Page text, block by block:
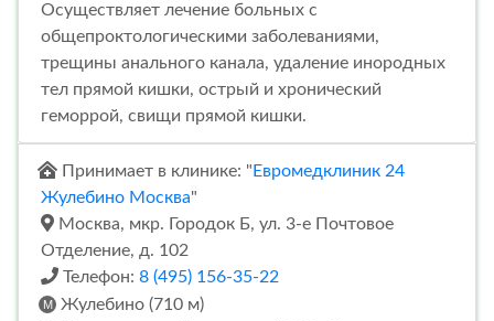
Осуществляет лечение больных с
общепроктологическими заболеваниями,
трещины анального канала, удаление инородных
тел прямой кишки, острый и хронический
геморрой, свищи прямой кишки.
Принимает в клинике: " Евромедклиник 24
Жулебино Москва"
Москва, мкр. Городок Б, ул. 3-е Почтовое
Отделение, д. 102
Телефон: 8 (495) 156-35-22
Жулебино (710 м)